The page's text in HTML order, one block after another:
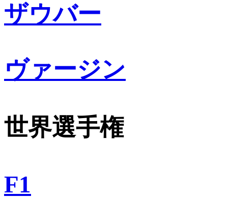
ザウバー
ヴァージン
世界選手権
F1